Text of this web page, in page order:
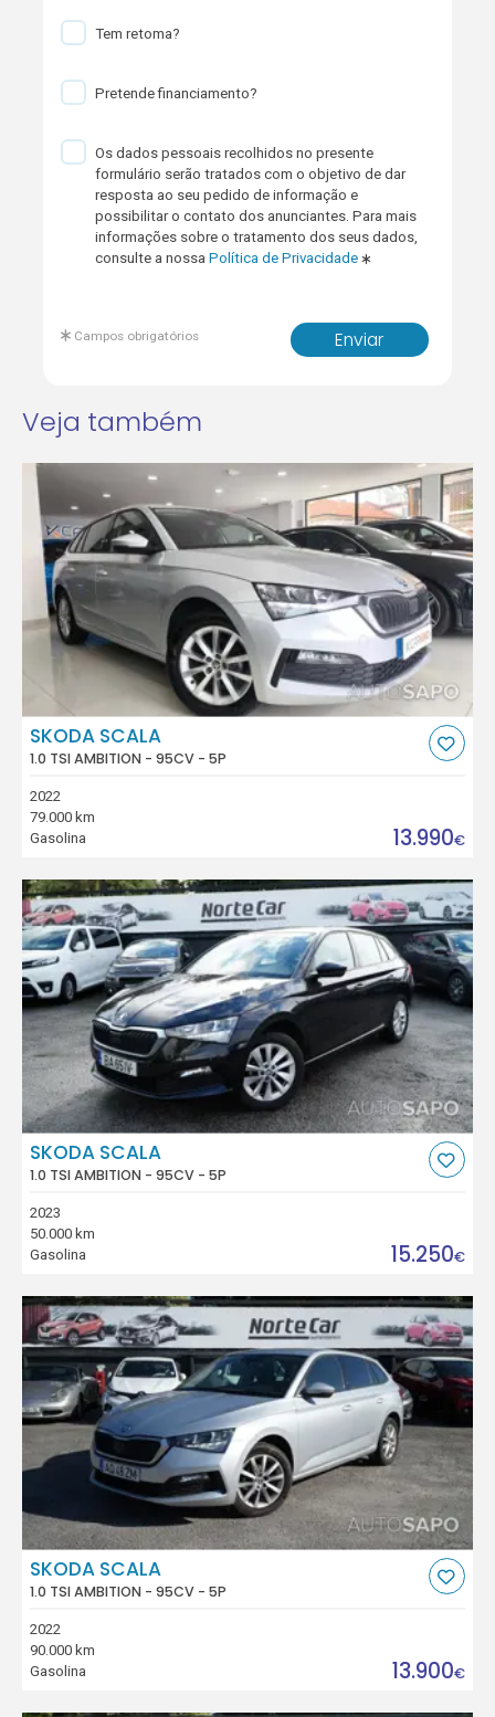
Tem retoma?
Pretende financiamento?
Os dados pessoais recolhidos no presente
formulário serão tratados com o objetivo de dar
resposta ao seu pedido de informação e
possibilitar o contato dos anunciantes. Para mais
informações sobre o tratamento dos seus dados,
consulte a nossaPolítica de Privacidade
Enviar
Campos obrigatórios
Veja também
SKODA SCALA
1.0 TSI AMBITION - 95CV - 5P
2022
79.000 km
Gasolina
13.990€
SKODA SCALA
1.0 TSI AMBITION - 95CV - 5P
2023
50.000 km
Gasolina
15.250€
SKODA SCALA
1.0 TSI AMBITION - 95CV - 5P
2022
90.000 km
Gasolina
13.900€